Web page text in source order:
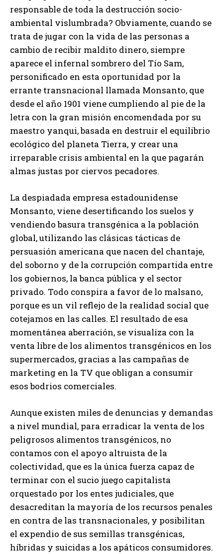
responsable de toda la destrucción socio-
ambiental vislumbrada? Obviamente, cuando se
trata de jugar con la vida de las personas a
cambio de recibir maldito dinero, siempre
aparece el infernal sombrero del Tío Sam,
personificado en esta oportunidad por la
errante transnacional llamada Monsanto, que
desde el año 1901 viene cumpliendo al pie de la
letra con la gran misión encomendada por su
maestro yanqui, basada en destruir el equilibrio
ecológico del planeta Tierra, y crear una
irreparable crisis ambiental en la que pagarán
almas justas por ciervos pecadores.
La despiadada empresa estadounidense
Monsanto, viene desertificando los suelos y
vendiendo basura transgénica a la población
global, utilizando las clásicas tácticas de
persuasión americana que nacen del chantaje,
del soborno y de la corrupción compartida entre
los gobiernos, la banca pública y el sector
privado. Todo conspira a favor de lo malsano,
porque es un vil reflejo de la realidad social que
cotejamos en las calles. El resultado de esa
momentánea aberración, se visualiza con la
venta libre de los alimentos transgénicos en los
supermercados, gracias a las campañas de
marketing en la TV que obligan a consumir
esos bodrios comerciales.
Aunque existen miles de denuncias y demandas
a nivel mundial, para erradicar la venta de los
peligrosos alimentos transgénicos, no
contamos con el apoyo altruista de la
colectividad, que es la única fuerza capaz de
terminar con el sucio juego capitalista
orquestado por los entes judiciales, que
desacreditan la mayoría de los recursos penales
en contra de las transnacionales, y posibilitan
el expendio de sus semillas transgénicas,
híbridas y suicidas a los apáticos consumidores.